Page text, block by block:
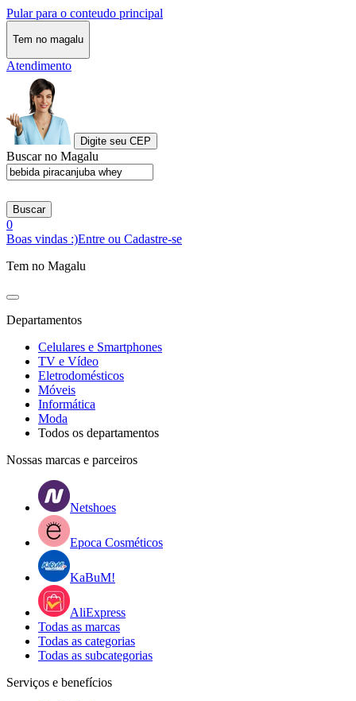
Pular para o conteudo principal
Tem no magalu
Atendimento
Digite seu CEP
Buscar no Magalu
Buscar
0
Boas vindas :)Entre ou Cadastre-se
Tem no Magalu
Departamentos
Celulares e Smartphones
TV e Vídeo
Eletrodomésticos
Móveis
Informática
Moda
Todos os departamentos
Nossas marcas e parceiros
Netshoes
Epoca Cosméticos
KaBuM!
AliExpress
Todas as marcas
Todas as categorias
Todas as subcategorias
Serviços e benefícios